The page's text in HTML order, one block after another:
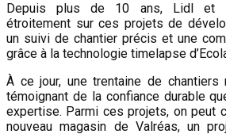
Depuis plus de 10 ans, Lidl et
étroitement sur ces projets de
un suivi de chantier précis et une
grâce à la technologie timelapse
À ce jour, une trentaine de
témoignant de la confiance durable
expertise. Parmi ces projets, on peut
nouveau magasin de Valréas, un